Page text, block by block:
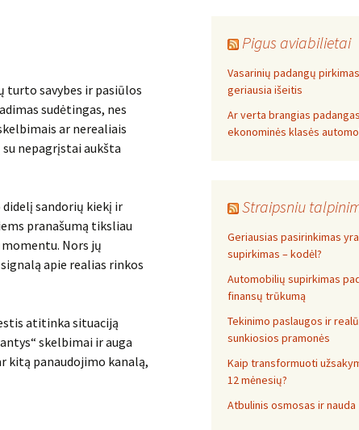
turto savybes ir pasiūlos
sudėtingas, nes
ar nerealiais
nepagrįstai aukšta
sandorių kiekį ir
pranašumą tiksliau
Nors jų
apie realias rinkos
atitinka situaciją
skelbimai ir auga
kitą panaudojimo kanalą,
Pigus aviabilietai
Vasarinių padangų
geriausia išeitis
Ar verta brangias
ekonominės klasės
Straipsniu
Geriausias pasirinkimas
supirkimas – kodėl?
Automobilių supirkimas
finansų trūkumą
Tekinimo paslaugos ir
sunkiosios pramonės
Kaip transformuoti
12 mėnesių?
Atbulinis osmosas ir nauda